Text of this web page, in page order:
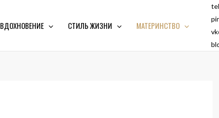
ВДОХНОВЕНИЕ СТИЛЬ ЖИЗНИ МАТЕРИНСТВО